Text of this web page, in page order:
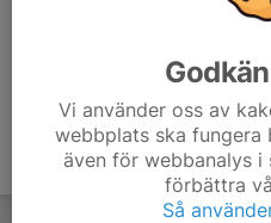
Vi använder oss av
webbplats ska fungera
även för webbanalys
förbättra
Så